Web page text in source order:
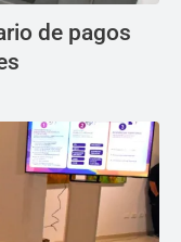
de pagos